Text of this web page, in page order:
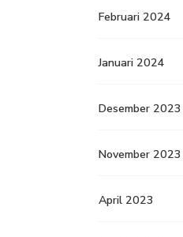
Februari 2024
Januari 2024
Desember 2023
November 2023
April 2023